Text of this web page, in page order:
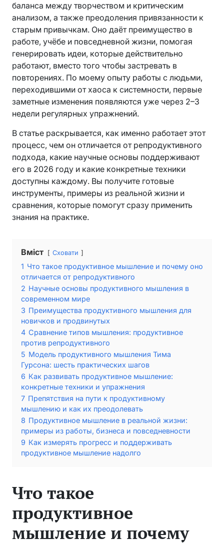
баланса между творчеством и критическим
анализом, а также преодоления привязанности к
старым привычкам. Оно даёт преимущество в
работе, учёбе и повседневной жизни, помогая
генерировать идеи, которые действительно
работают, вместо того чтобы застревать в
повторениях. По моему опыту работы с людьми,
переходившими от хаоса к системности, первые
заметные изменения появляются уже через 2–3
недели регулярных упражнений.
В статье раскрывается, как именно работает этот
процесс, чем он отличается от репродуктивного
подхода, какие научные основы поддерживают
его в 2026 году и какие конкретные техники
доступны каждому. Вы получите готовые
инструменты, примеры из реальной жизни и
сравнения, которые помогут сразу применить
знания на практике.
Вміст Сховати
1 Что такое продуктивное мышление и почему оно
отличается от репродуктивного
2 Научные основы продуктивного мышления в
современном мире
3 Преимущества продуктивного мышления для
новичков и продвинутых
4 Сравнение типов мышления: продуктивное
против репродуктивного
5 Модель продуктивного мышления Тима
Гурсона: шесть практических шагов
6 Как развивать продуктивное мышление:
конкретные техники и упражнения
7 Препятствия на пути к продуктивному
мышлению и как их преодолевать
8 Продуктивное мышление в реальной жизни:
примеры из работы, бизнеса и повседневности
9 Как измерять прогресс и поддерживать
продуктивное мышление надолго
Что такое
продуктивное
мышление и почему